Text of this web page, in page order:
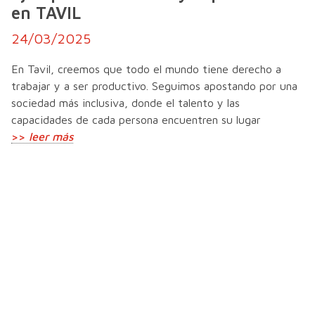
en TAVIL
24/03/2025
En Tavil, creemos que todo el mundo tiene derecho a
trabajar y a ser productivo. Seguimos apostando por una
sociedad más inclusiva, donde el talento y las
capacidades de cada persona encuentren su lugar
>> leer más